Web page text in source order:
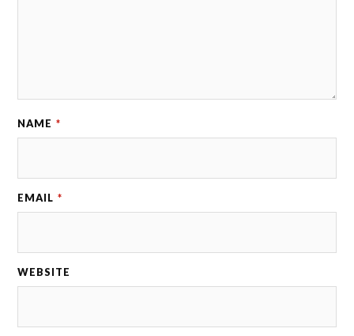
NAME *
EMAIL *
WEBSITE